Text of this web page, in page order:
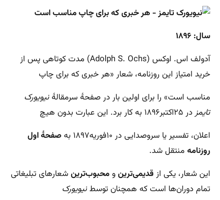
سال: ۱۸۹۶
آدولف اس. اوکس (Adolph S. Ochs) مدت کوتاهی پس از
خرید امتیاز این روزنامه، شعار «هر خبری که برای چاپ
مناسب است» را برای اولین بار در صفحۀ سرمقالۀنیویورک
تایمزدر ۲۵اکتبر۱۸۹۶ به کار برد. این عبارت بدون هیچ
اعلان، تفسیر یا سروصدایی در ۱۰فوریه۱۸۹۷ به
صفحۀ اول
روزنامهمنتقل شد.
این شعار، یکی از قدیمی‌ترینومحبوب‌ترینشعارهای تبلیغاتی
تمام دوران‌ها است که همچنان توسطنیویورک